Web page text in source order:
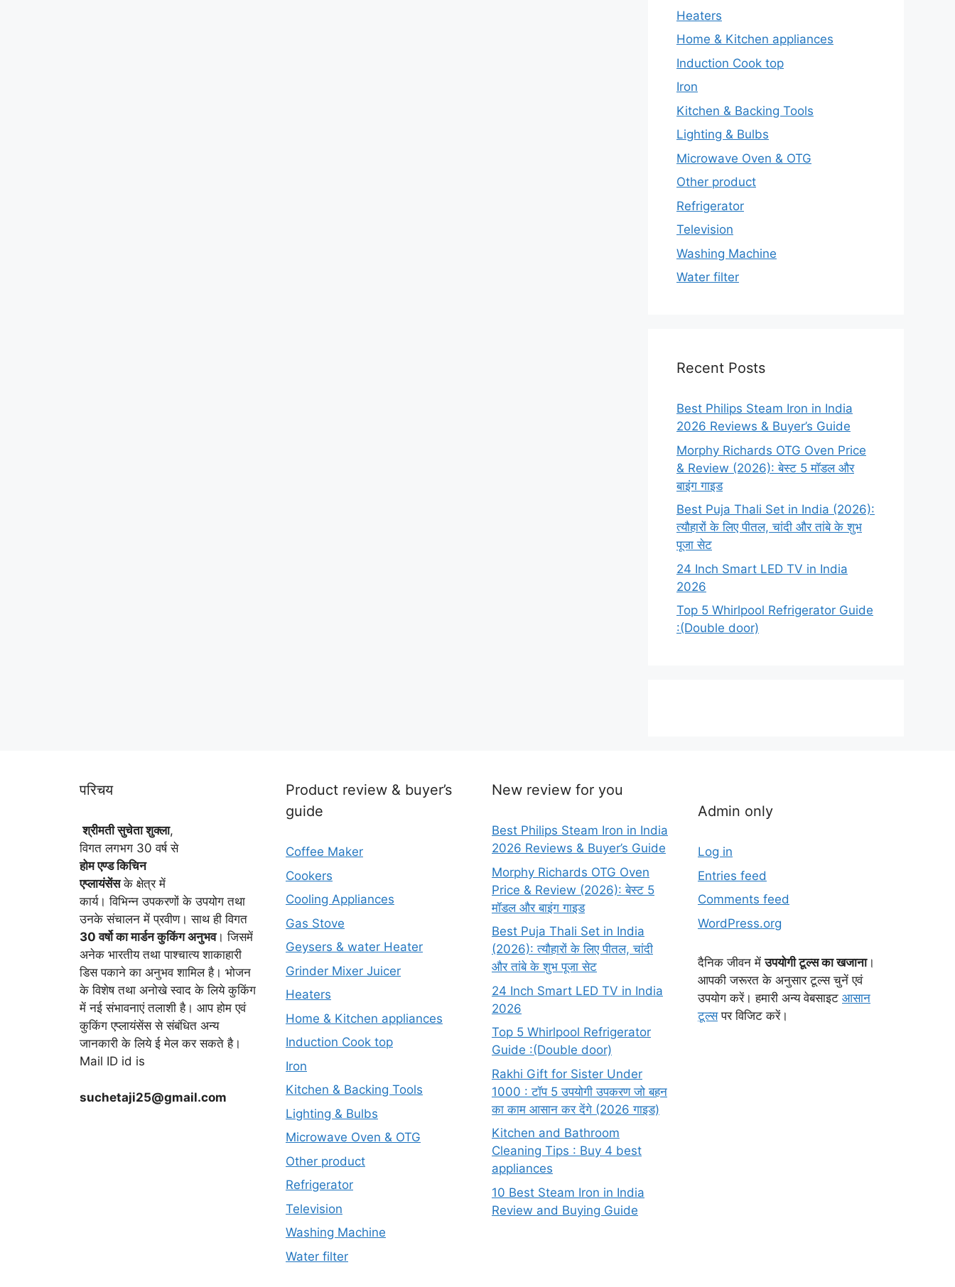
Heaters
Home & Kitchen appliances
Induction Cook top
Iron
Kitchen & Backing Tools
Lighting & Bulbs
Microwave Oven & OTG
Other product
Refrigerator
Television
Washing Machine
Water filter
Recent Posts
Best Philips Steam Iron in India
2026 Reviews & Buyer’s Guide
Morphy Richards OTG Oven Price
& Review (2026): बेस्ट 5 मॉडल और
बाइंग गाइड
Best Puja Thali Set in India (2026):
त्यौहारों के लिए पीतल, चांदी और तांबे के शुभ
पूजा सेट
24 Inch Smart LED TV in India
2026
Top 5 Whirlpool Refrigerator Guide
:(Double door)
परिचय
श्रीमती सुचेता शुक्ला,
विगत लगभग 30 वर्ष से
होम एण्ड किचिन
एप्लायंसेंसके क्षेत्र में
कार्य। विभिन्न उपकरणों के उपयोग तथा
उनके संचालन में प्रवीण। साथ ही विगत
30 वर्षो का मार्डन कुकिंग अनुभव। जिसमें
अनेक भारतीय तथा पाश्चात्य शाकाहारी
डिस पकाने का अनुभव शामिल है। भोजन
के विशेष तथा अनोखे स्वाद के लिये कुकिंग
में नई संभावनाएं तलाशी है। आप होम एवं
कुकिंग एप्लायंसेंस से संबंधित अन्य
जानकारी के लिये ई मेल कर सकते है।
Mail ID id is
suchetaji25@gmail.com
Product review & buyer’s
guide
Coffee Maker
Cookers
Cooling Appliances
Gas Stove
Geysers & water Heater
Grinder Mixer Juicer
Heaters
Home & Kitchen appliances
Induction Cook top
Iron
Kitchen & Backing Tools
Lighting & Bulbs
Microwave Oven & OTG
Other product
Refrigerator
Television
Washing Machine
Water filter
New review for you
Best Philips Steam Iron in India
2026 Reviews & Buyer’s Guide
Morphy Richards OTG Oven
Price & Review (2026): बेस्ट 5
मॉडल और बाइंग गाइड
Best Puja Thali Set in India
(2026): त्यौहारों के लिए पीतल, चांदी
और तांबे के शुभ पूजा सेट
24 Inch Smart LED TV in India
2026
Top 5 Whirlpool Refrigerator
Guide :(Double door)
Rakhi Gift for Sister Under
1000 : टॉप 5 उपयोगी उपकरण जो बहन
का काम आसान कर देंगे (2026 गाइड)
Kitchen and Bathroom
Cleaning Tips : Buy 4 best
appliances
10 Best Steam Iron in India
Review and Buying Guide
Admin only
Log in
Entries feed
Comments feed
WordPress.org
दैनिक जीवन मेंउपयोगी टूल्स का खजाना।
आपकी जरूरत के अनुसार टूल्स चुनें एवं
उपयोग करें। हमारी अन्य वेबसाइट आसान
टूल्सपर विजिट करें।